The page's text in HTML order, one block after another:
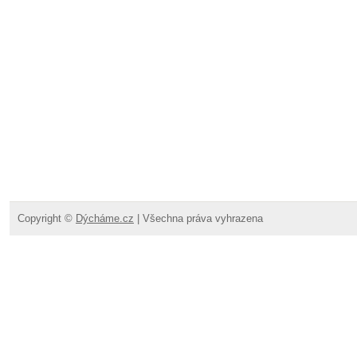
Copyright © Dýcháme.cz | Všechna práva vyhrazena